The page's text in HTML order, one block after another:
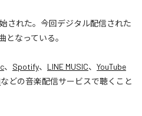
始された。今回デジタル配信された
となっている。
、 Spotify、 LINE MUSIC、 YouTube
などの音楽配信サービスで聴くこと